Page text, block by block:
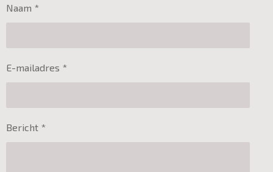
Naam *
E-mailadres *
Bericht *